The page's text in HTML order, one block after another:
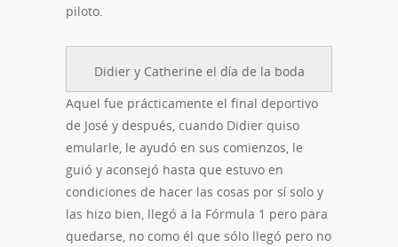
piloto.
Didier y Catherine el día de la boda
Aquel fue prácticamente el final deportivo
de José y después, cuando Didier quiso
emularle, le ayudó en sus comienzos, le
guió y aconsejó hasta que estuvo en
condiciones de hacer las cosas por sí solo y
las hizo bien, llegó a la Fórmula 1 pero para
quedarse, no como él que sólo llegó pero no